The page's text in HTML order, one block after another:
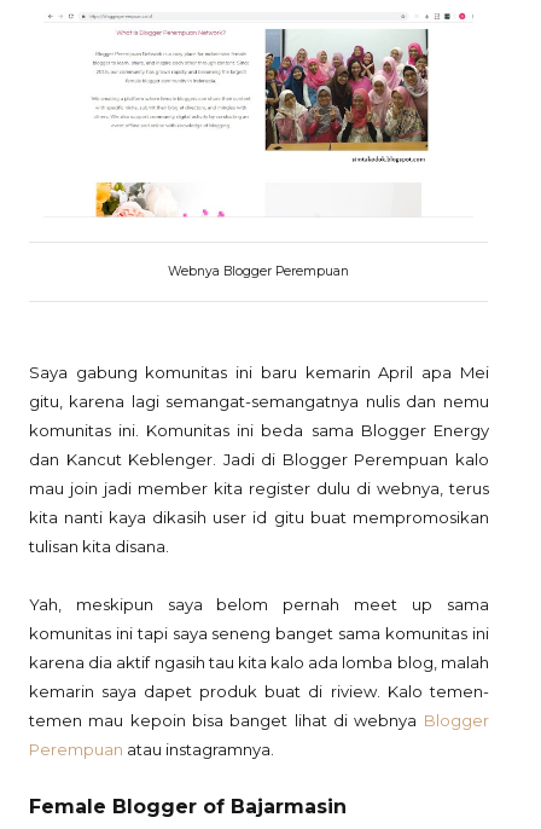
Webnya Blogger Perempuan
Saya gabung komunitas ini baru kemarin April apa Mei
gitu, karena lagi semangat-semangatnya nulis dan nemu
komunitas ini. Komunitas ini beda sama Blogger Energy
dan Kancut Keblenger. Jadi di Blogger Perempuan kalo
mau join jadi member kita register dulu di webnya, terus
kita nanti kaya dikasih user id gitu buat mempromosikan
tulisan kita disana.
Yah, meskipun saya belom pernah meet up sama
komunitas ini tapi saya seneng banget sama komunitas ini
karena dia aktif ngasih tau kita kalo ada lomba blog, malah
kemarin saya dapet produk buat di riview. Kalo temen-
temen mau kepoin bisa banget lihat di webnya Blogger
Perempuan atau instagramnya.
Female Blogger of Bajarmasin